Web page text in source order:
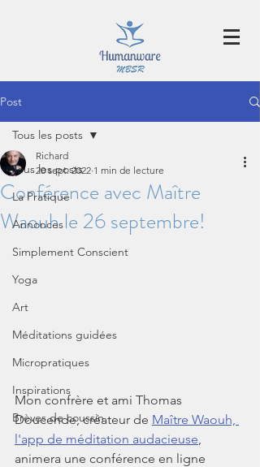
Post
Tous les posts
La Pratique
Annonces
Simplement Conscient
Yoga
Art
Méditations guidées
Micropratiques
Inspirations
Brèves de coussin
Tous les posts
Conférence avec Maître
Waouh le 26 septembre!
Richard
20 sept. 2022 1 min de lecture
Mon confrère et ami Thomas
Doucende, créateur de Maître Waouh,
l'app de méditation audacieuse,
animera une conférence en ligne